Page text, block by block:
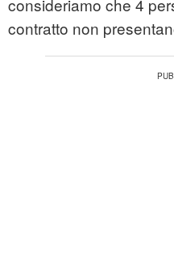
consideriamo che 4
contratto non